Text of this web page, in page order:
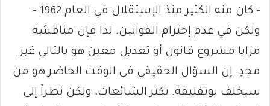
– كان منه الكثير منذ الإستقلال في العام 1962 –
ولكن في عدم إحترام القوانين. لذا فإن مناقشة
مزايا مشروع قانون أو تعديل معين هو بالتالي غير
مجدٍ. إن السؤال الحقيقي في الوقت الحاضر هو من
سيخلف بوتفليقة. تكثر الشائعات، ولكن نظراً إلى